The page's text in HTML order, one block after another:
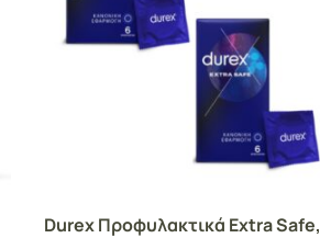
Durex Προφυλακτικά Extra Safe,